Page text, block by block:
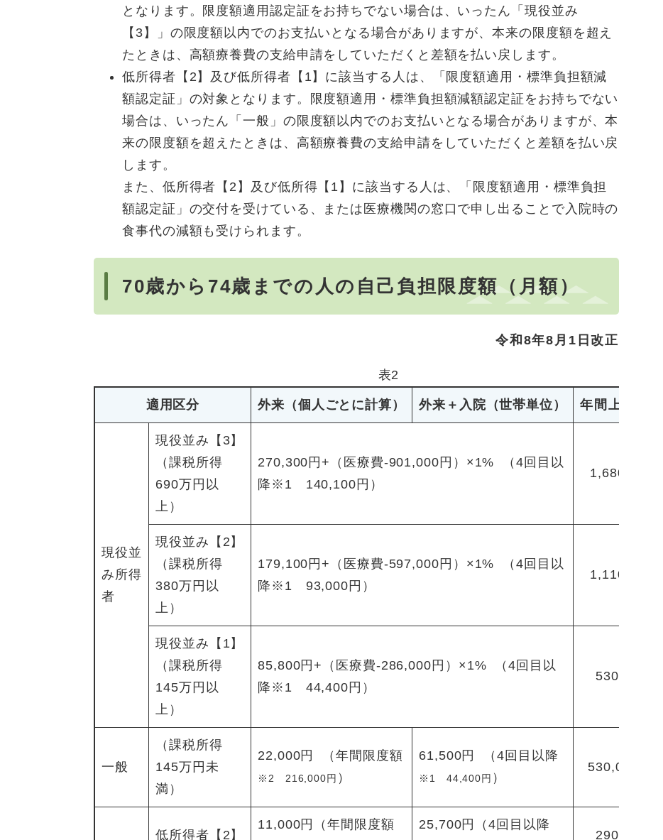
となります。限度額適用認定証をお持ちでない場合は、いったん「現役並み
【3】」の限度額以内でのお支払いとなる場合がありますが、本来の限度額を超え
たときは、高額療養費の支給申請をしていただくと差額を払い戻します。
低所得者【2】及び低所得者【1】に該当する人は、「限度額適用・標準負担額減
額認定証」の対象となります。限度額適用・標準負担額減額認定証をお持ちでない
場合は、いったん「一般」の限度額以内でのお支払いとなる場合がありますが、本
来の限度額を超えたときは、高額療養費の支給申請をしていただくと差額を払い戻
します。
また、低所得者【2】及び低所得【1】に該当する人は、「限度額適用・標準負担
額認定証」の交付を受けている、または医療機関の窓口で申し出ることで入院時の
食事代の減額も受けられます。
70歳から74歳までの人の自己負担限度額（月額）
令和8年8月1日改正
表2
適用区分 外来（個人ごとに計算） 外来＋入院（世帯単位） 年間上限(世
現役並
み所得
者
現役並み【3】
（課税所得
690万円以
上）
270,300円+（医療費-901,000円）×1% （4回目以
降※1 140,100円）
1,680,000円
現役並み【2】
（課税所得
380万円以
上）
179,100円+（医療費-597,000円）×1% （4回目以
降※1 93,000円）
1,110,000円
現役並み【1】
（課税所得
145万円以
上）
85,800円+（医療費-286,000円）×1% （4回目以
降※1 44,400円）
530,000円
一般
（課税所得
145万円未
満）
22,000円 （年間限度額
※2 216,000円 ）
61,500円 （4回目以降
※1 44,400円 ）
530,000円
低所得者【2】
11,000円（年間限度額
25,700円（4回目以降
290,000円